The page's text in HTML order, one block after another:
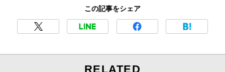
この記事をシェア
RELATED